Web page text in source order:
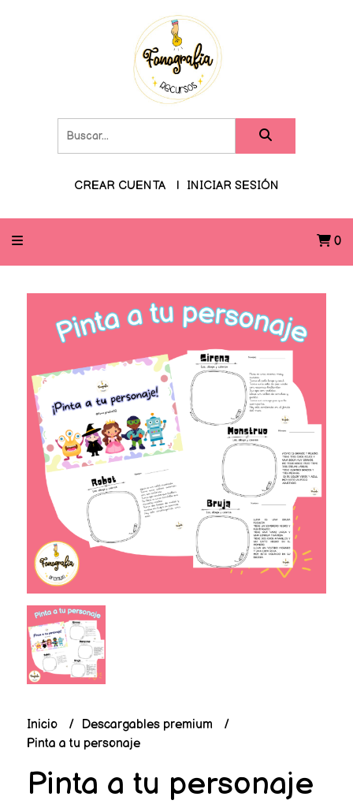
CREAR CUENTA INICIAR SESIÓN
0
Inicio
Descargables premium
Pinta a tu personaje
Pinta a tu personaje